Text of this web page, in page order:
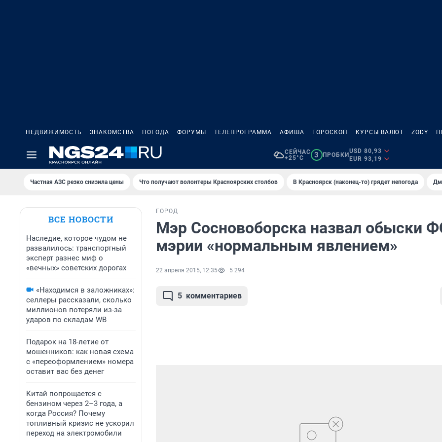
НЕДВИЖИМОСТЬ ЗНАКОМСТВА ПОГОДА ФОРУМЫ ТЕЛЕПРОГРАММА АФИША ГОРОСКОП КУРСЫ ВАЛЮТ ZODY
СЕЙЧАС
+25°C
3 ПРОБКИ
USD 80,93
EUR 93,19
Частная АЗС резко снизила цены Что получают волонтеры Красноярских столбов В Крaсноярск (нaконец-то) грядет непогодa
ВСЕ НОВОСТИ
Наследие, которое чудом не
развалилось: транспортный
эксперт разнес миф о
«вечных» советских дорогах
«Находимся в заложниках»:
селлеры рассказали, сколько
миллионов потеряли из-за
ударов по складам WB
Подарок на 18-летие от
мошенников: как новая схема
с «переоформлением» номера
оставит вас без денег
Китай попрощается с
бензином через 2–3 года, а
когда Россия? Почему
топливный кризис не ускорил
переход на электромобили
ГОРОД
Мэр Сосновоборска назвал обыски
мэрии «нормальным явлением»
22 апреля 2015, 12:35 5 294
5 комментариев